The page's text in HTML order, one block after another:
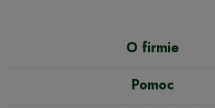
O firmie
Pomoc